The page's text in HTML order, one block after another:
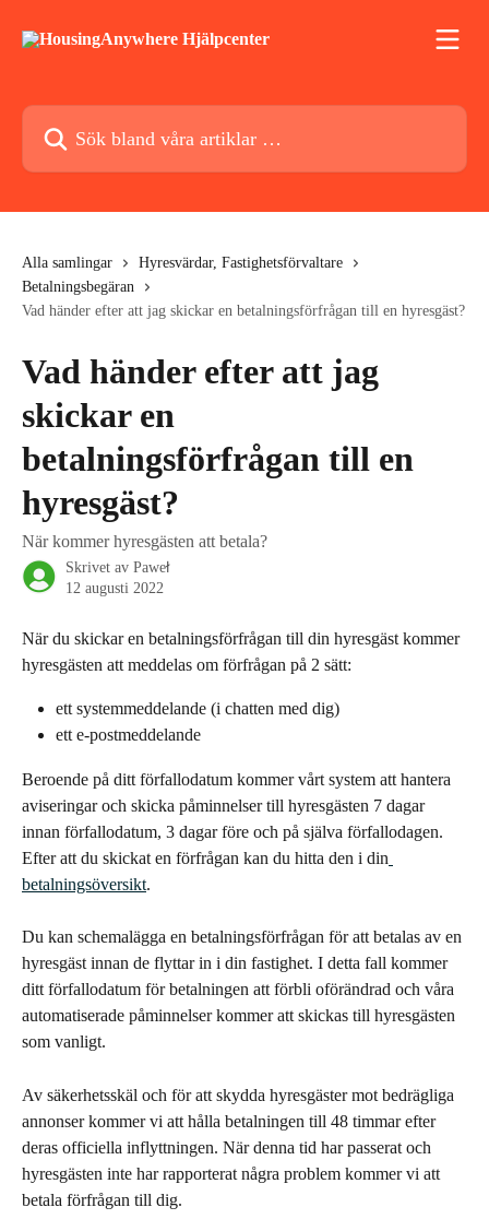
Sök bland våra artiklar …
Alla samlingar
Hyresvärdar, Fastighetsförvaltare
Betalningsbegäran
Vad händer efter att jag skickar en betalningsförfrågan till en hyresgäst?
Vad händer efter att jag
skickar en
betalningsförfrågan till en
hyresgäst?
När kommer hyresgästen att betala?
Skrivet av Paweł
12 augusti 2022
När du skickar en betalningsförfrågan till din hyresgäst kommer
hyresgästen att meddelas om förfrågan på 2 sätt:
ett systemmeddelande (i chatten med dig)
ett e-postmeddelande
Beroende på ditt förfallodatum kommer vårt system att hantera
aviseringar och skicka påminnelser till hyresgästen 7 dagar
innan förfallodatum, 3 dagar före och på själva förfallodagen.
Efter att du skickat en förfrågan kan du hitta den i din
betalningsöversikt.
Du kan schemalägga en betalningsförfrågan för att betalas av en
hyresgäst innan de flyttar in i din fastighet. I detta fall kommer
ditt förfallodatum för betalningen att förbli oförändrad och våra
automatiserade påminnelser kommer att skickas till hyresgästen
som vanligt.
Av säkerhetsskäl och för att skydda hyresgäster mot bedrägliga
annonser kommer vi att hålla betalningen till 48 timmar efter
deras officiella inflyttningen. När denna tid har passerat och
hyresgästen inte har rapporterat några problem kommer vi att
betala förfrågan till dig.